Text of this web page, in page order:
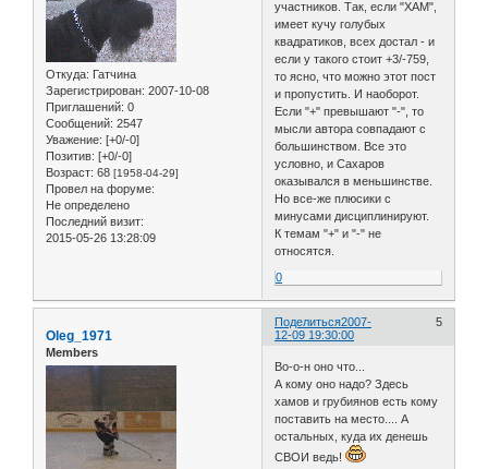
Откуда: Гатчина
Зарегистрирован: 2007-10-08
Приглашений: 0
Сообщений: 2547
Уважение: [+0/-0]
Позитив: [+0/-0]
Возраст: 68 [1958-04-29]
Провел на форуме:
Не определено
Последний визит:
2015-05-26 13:28:09
участников. Так, если "ХАМ",
имеет кучу голубых
квадратиков, всех достал - и
если у такого стоит +3/-759,
то ясно, что можно этот пост
и пропустить. И наоборот.
Если "+" превышают "-", то
мысли автора совпадают с
большинством. Все это
условно, и Сахаров
оказывался в меньшинстве.
Но все-же плюсики с
минусами дисциплинируют.
К темам "+" и "-" не
относятся.
0
Поделиться 5
2007-
12-09 19:30:00
Oleg_1971
Members
Во-о-н оно что...
А кому оно надо? Здесь
хамов и грубиянов есть кому
поставить на место.... А
остальных, куда их денешь
СВОИ ведь!